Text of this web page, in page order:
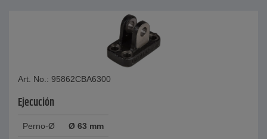
Art. No.: 95862CBA6300
Ejecución
Perno-Ø Ø 63 mm